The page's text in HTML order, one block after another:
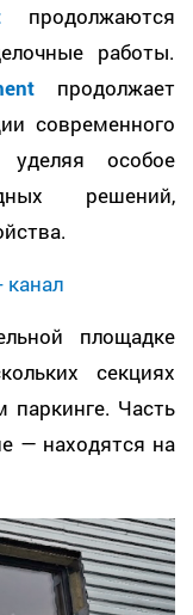
продолжаются
работы.
продолжает
современного
особое
решений,
канал
площадке
секциях
паркинге. Часть
— находятся на